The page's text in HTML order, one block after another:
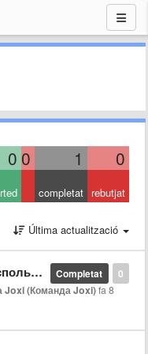
0 0 1 0
completat rebutjat
Última actualització
0
Completat
Joxi (Команда Joxi)fa 8